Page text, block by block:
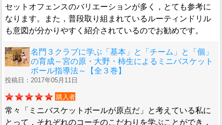
セットオフェンスのバリエーションが多く，とても参考に
なります。また，普段取り組まれているルーティンドリル
も意図が分かりやすく紹介されているのでお勧めです。
名門３クラブに学ぶ「基本」と「チーム」と「個」
の育成～宮の原・大野・柿生によるミニバスケット
ボール指導法～【全３巻】
投稿日：2017年05月11日
購入者
常々「ミニバスケットボールが原点だ」と考えている私に
とって，それぞれのコーチのこだわりを学ぶことができ，